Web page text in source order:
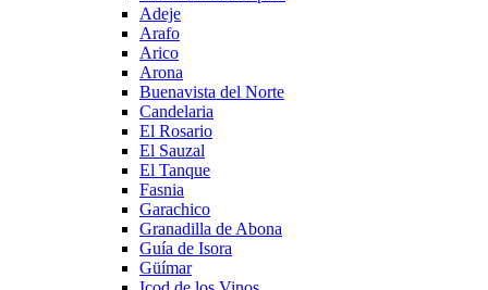
Adeje
Arafo
Arico
Arona
Buenavista del Norte
Candelaria
El Rosario
El Sauzal
El Tanque
Fasnia
Garachico
Granadilla de Abona
Guía de Isora
Güímar